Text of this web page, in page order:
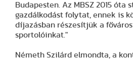
Budapesten. Az MBSZ 2015 óta
gazdálkodást folytat, ennek is
díjazásban részesítjük a
sportolóinkat."
Németh Szilárd elmondta, a